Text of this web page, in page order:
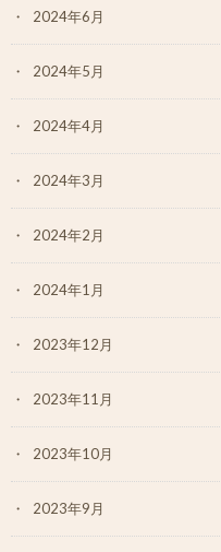
2024年6月
2024年5月
2024年4月
2024年3月
2024年2月
2024年1月
2023年12月
2023年11月
2023年10月
2023年9月